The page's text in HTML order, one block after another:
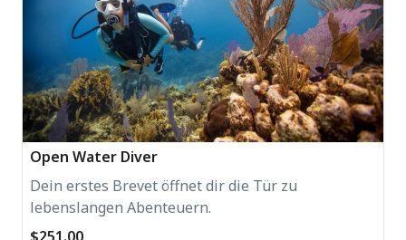
Open Water Diver
Dein erstes Brevet öffnet dir die Tür zu
lebenslangen Abenteuern.